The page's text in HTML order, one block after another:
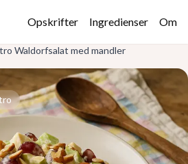
Opskrifter Ingredienser Om
Waldorfsalat med mandler